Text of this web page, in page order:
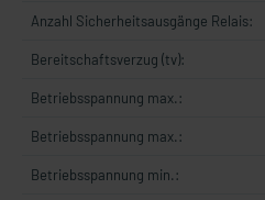
Anzahl Sicherheitsausgänge Relais:
Bereitschaftsverzug (tv):
Betriebsspannung max.:
Betriebsspannung max.:
Betriebsspannung min.: